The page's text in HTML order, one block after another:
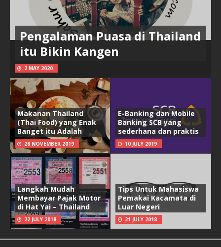
Pengalaman Puasa di Thailand
itu Bikin Kangen
2 MAY 2020
Makanan Thailand
(Thai Food) yang Enak
Banget itu Adalah
28 NOVEMBER 2019
E-Banking dan Mobile
Banking SCB yang
sederhana dan praktis
10 JULY 2019
Langkah Mudah
Membayar Pajak Motor
di Hat Yai – Thailand
22 JULY 2018
Tips Untuk Mahasiswa
Pemakai Kacamata di
Luar Negeri
21 JULY 2018